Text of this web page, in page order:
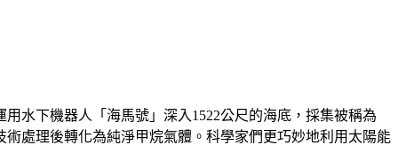
水下機器人「海馬號」深入1522公尺的海底，採集被稱為
處理後轉化為純淨甲烷氣體。科學家們更巧妙地利用太陽能